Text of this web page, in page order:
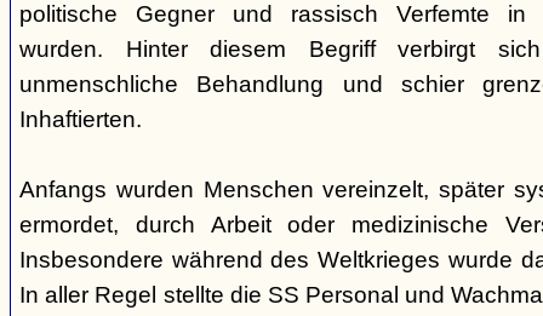
politische Gegner und rassisch Verfemte in
wurden. Hinter diesem Begriff verbirgt
unmenschliche Behandlung und schier
Inhaftierten.
Anfangs wurden Menschen vereinzelt, später
ermordet, durch Arbeit oder medizinische
Insbesondere während des Weltkrieges wurde
In aller Regel stellte die SS Personal und